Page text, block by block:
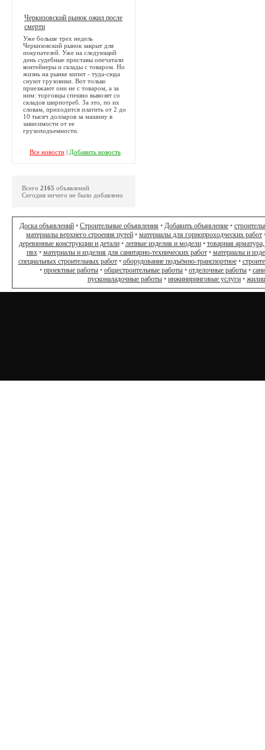
Черкизовский рынок ожил после
смерти
Уже больше трех недель
Черкизовский рынок закрыт для
покупателей. Уже на следующий
день судебные приставы опечатали
контейнеры и склады с товаром. Но
жизнь на рынке кипит - туда-сюда
снуют грузовики. Вот только
приезжают они не с товаром, а за
ним: торговцы спешно вывозят со
складов ширпотреб. За это, по их
словам, приходится платить от 2 до
10 тысяч долларов за машину в
зависимости от ее
грузоподъемности.
Все новости| Добавить новость
Всего 2165 объявлений
Сегодня ничего не было добавлено
Доска объявлений • Строительные объявления • Добавить объявление •
материалы верхнего строения путей • материалы для горнопроходческих работ
деревянные конструкции и детали• лепные изделия и модели• товарная
пвх• материалы и изделия для санитарно-технических работ• материалы и
специальных строительных работ• оборудование подъёмно-транспортное•
• проектные работы • общестроительные работы • отделочные работы •
пусконаладочные работы • инжиниринговые услуги •